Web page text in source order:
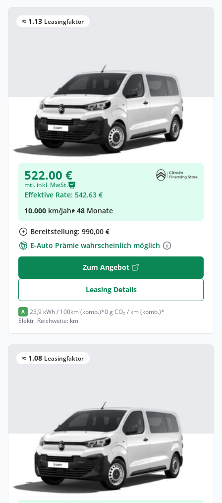
≈ 1.13 Leasingfaktor
Gewerbe & Privat
Citroën Jumpy Kombi Kombi (Länge M)
Elektro •Automatik •
Neuwagen(konfigurierbar)
522.00 €
mtl. inkl. MwSt.
Effektive Rate: 542.63 €
10.000 km/Jahr• 48 Monate
Bereitstellung: 990,00 €
E-Auto Prämie wahrscheinlich möglich
Zum Angebot
Leasing Details
A 23,9 kWh / 100km (komb.)*0 g CO₂ / km (komb.)*
Elektr. Reichweite: km
≈ 1.08 Leasingfaktor
Gewerbe & Privat
Citroën Jumpy Kombi Kombi (Länge M)
Elektro •Automatik •
Neuwagen(konfigurierbar)